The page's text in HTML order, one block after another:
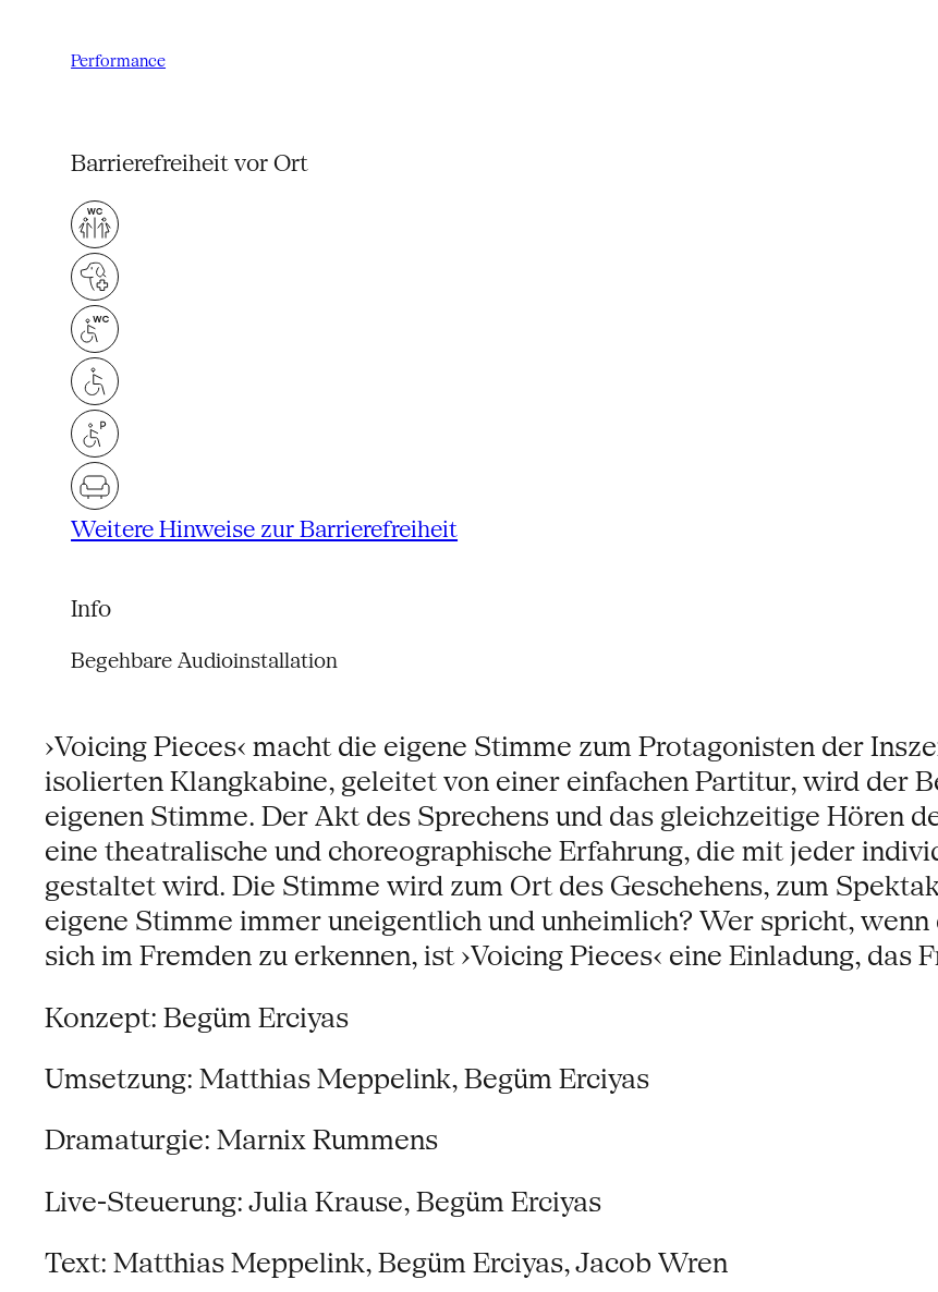
Performance
Barrierefreiheit vor Ort
Weitere Hinweise zur Barrierefreiheit
Info
Begehbare Audioinstallation
›Voicing Pieces‹ macht die eigene Stimme zum Protagonisten der
isolierten Klangkabine, geleitet von einer einfachen Partitur, wird der
eigenen Stimme. Der Akt des Sprechens und das gleichzeitige Hören
eine theatralische und choreographische Erfahrung, die mit jeder
gestaltet wird. Die Stimme wird zum Ort des Geschehens, zum
eigene Stimme immer uneigentlich und unheimlich? Wer spricht,
sich im Fremden zu erkennen, ist ›Voicing Pieces‹ eine Einladung, das
Konzept: Begüm Erciyas
Umsetzung: Matthias Meppelink, Begüm Erciyas
Dramaturgie: Marnix Rummens
Live-Steuerung: Julia Krause, Begüm Erciyas
Text: Matthias Meppelink, Begüm Erciyas, Jacob Wren